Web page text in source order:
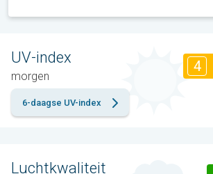
UV-index
morgen
4
6-daagse UV-index
Luchtkwaliteit